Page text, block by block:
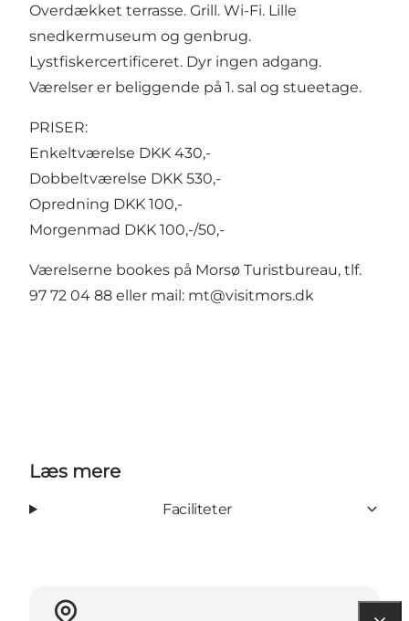
Overdækket terrasse. Grill. Wi-Fi. Lille
snedkermuseum og genbrug.
Lystfiskercertificeret. Dyr ingen adgang.
Værelser er beliggende på 1. sal og stueetage.
PRISER:
Enkeltværelse DKK 430,-
Dobbeltværelse DKK 530,-
Opredning DKK 100,-
Morgenmad DKK 100,-/50,-
Værelserne bookes på Morsø Turistbureau, tlf.
97 72 04 88 eller mail: mt@visitmors.dk
Læs mere
Faciliteter